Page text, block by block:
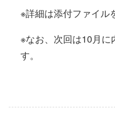
※詳細は添付ファイル
※なお、次回は10月
す。